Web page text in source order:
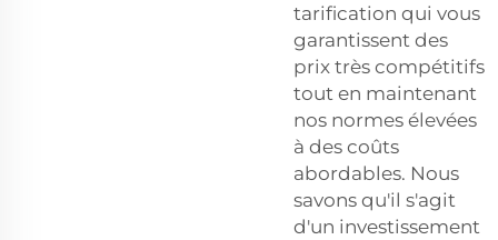
tarification qui vous
garantissent des
prix très compétitifs
tout en maintenant
nos normes élevées
à des coûts
abordables. Nous
savons qu'il s'agit
d'un investissement